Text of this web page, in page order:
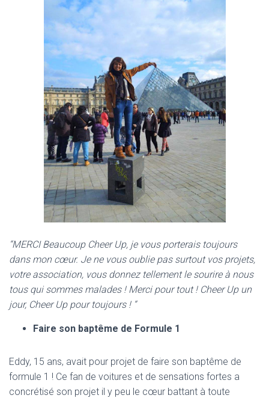
“MERCI Beaucoup Cheer Up, je vous porterais toujours
dans mon cœur. Je ne vous oublie pas surtout vos projets,
votre association, vous donnez tellement le sourire à nous
tous qui sommes malades ! Merci pour tout ! Cheer Up un
jour, Cheer Up pour toujours ! “
Faire son baptême de Formule 1
Eddy, 15 ans, avait pour projet de faire son baptême de
formule 1 ! Ce fan de voitures et de sensations fortes a
concrétisé son projet il y peu le cœur battant à toute